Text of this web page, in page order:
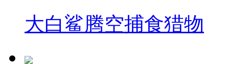
大白鲨腾空捕食猎物